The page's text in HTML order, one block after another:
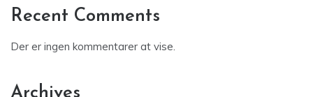
Recent Comments
Der er ingen kommentarer at vise.